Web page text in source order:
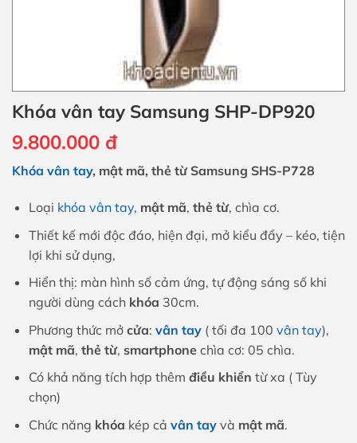
Khóa vân tay Samsung SHP-DP920
9.800.000 đ
Khóa vân tay, mật mã, thẻ từ Samsung SHS-P728
Loại khóa vân tay, mật mã, thẻ từ, chìa cơ.
Thiết kế mới độc đáo, hiện đại, mở kiểu đẩy – kéo, tiện
lợi khi sử dụng,
Hiển thị: màn hình số cảm ứng, tự động sáng số khi
người dùng cách khóa 30cm.
Phương thức mở cửa: vân tay( tối đa 100 vân tay),
mật mã, thẻ từ, smartphone chìa cơ: 05 chìa.
Có khả năng tích hợp thêm điều khiển từ xa ( Tùy
chọn)
Chức năng khóa kép cả vân tayvà mật mã.